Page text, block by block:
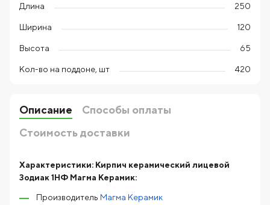
Длина 250
Ширина 120
Высота 65
Кол-во на поддоне, шт 420
Описание
Способы оплаты
Стоимость доставки
Характеристики: Кирпич керамический лицевой
Зодиак 1НФ Магма Керамик:
Производитель Магма Керамик